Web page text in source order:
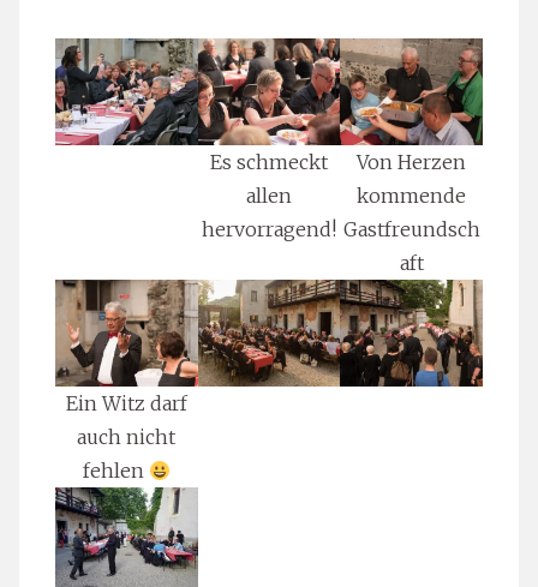
Es schmeckt
allen
hervorragend!
Von Herzen
kommende
Gastfreundsch
aft
Ein Witz darf
auch nicht
fehlen